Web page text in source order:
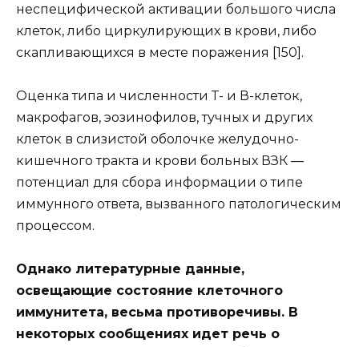
неспецифической активации большого числа
клеток, либо циркулирующих в крови, либо
скапливающихся в месте поражения [150].
Оценка типа и численности Т- и В-клеток,
макрофагов, эозинофилов, тучных и других
клеток в слизистой оболочке желудочно-
кишечного тракта и крови больных ВЗК —
потенциал для сбора информации о типе
иммунного ответа, вызванного патологическим
процессом.
Однако литературные данные,
освещающие состояние клеточного
иммунитета, весьма противоречивы. В
некоторых сообщениях идет речь о